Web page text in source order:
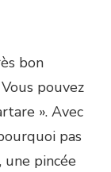
bon
pouvez
». Avec
pas
une pincée